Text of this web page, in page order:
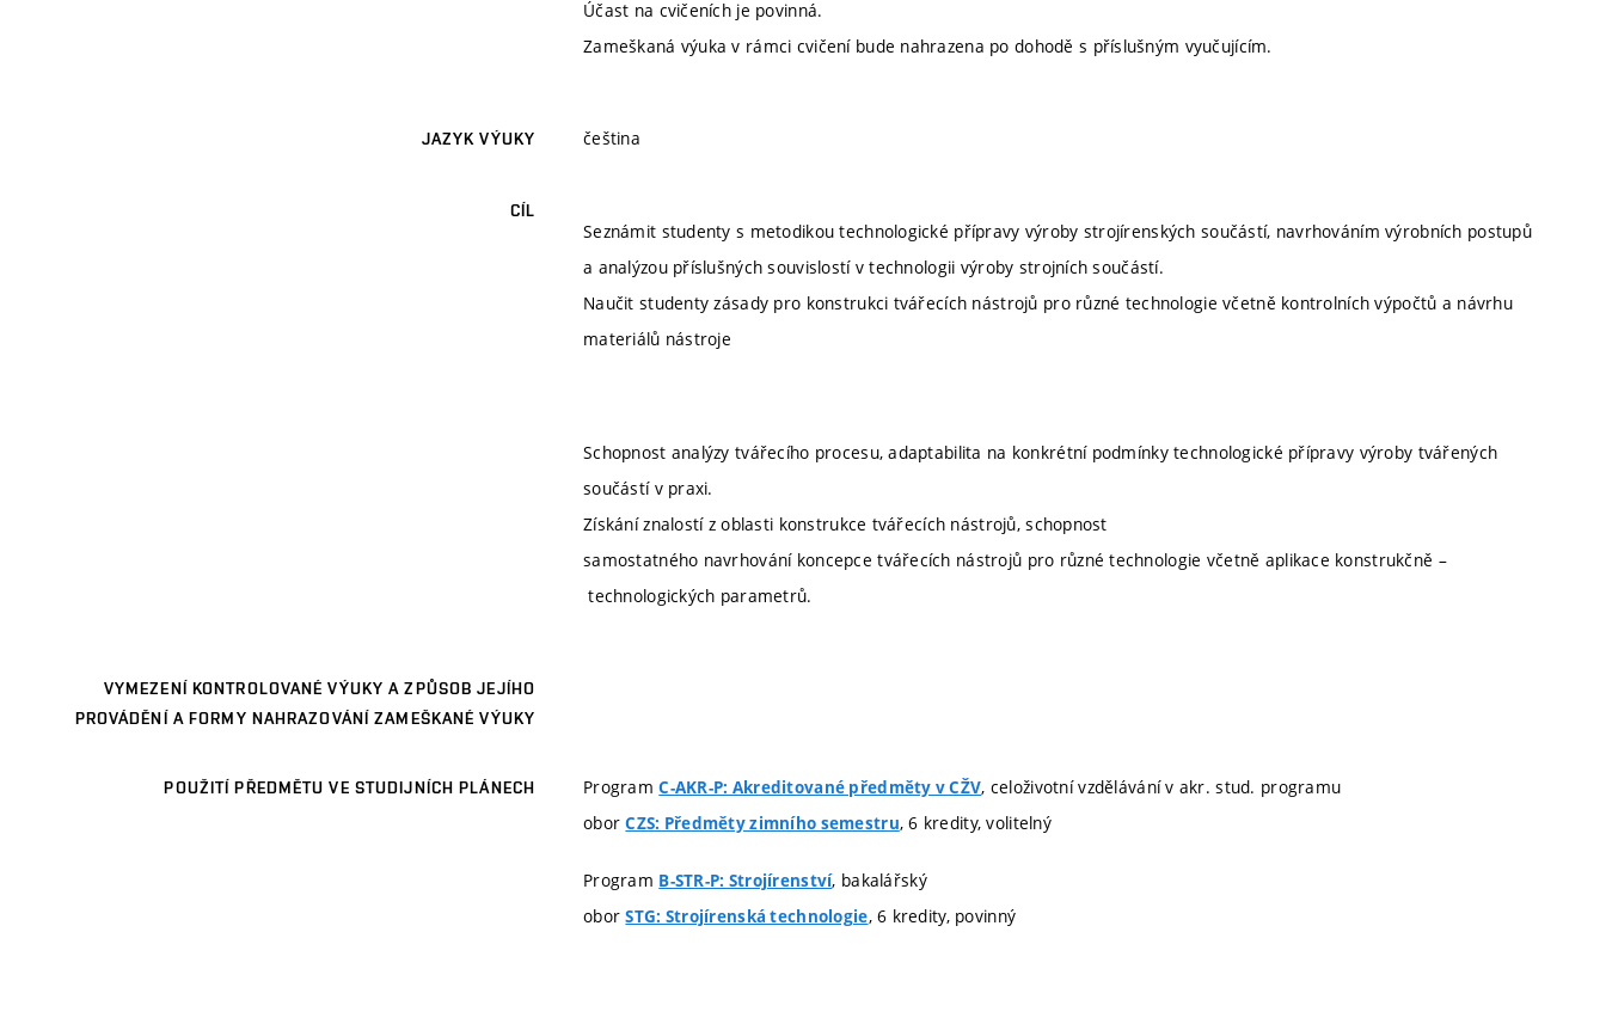
Účast na cvičeních je povinná.
Zameškaná výuka v rámci cvičení bude nahrazena po dohodě s příslušným vyučujícím.
JAZYK VÝUKY čeština
CÍL
Seznámit studenty s metodikou technologické přípravy výroby strojírenských součástí, navrhováním výrobních postupů
a analýzou příslušných souvislostí v technologii výroby strojních součástí.
Naučit studenty zásady pro konstrukci tvářecích nástrojů pro různé technologie včetně kontrolních výpočtů a návrhu
materiálů nástroje
Schopnost analýzy tvářecího procesu, adaptabilita na konkrétní podmínky technologické přípravy výroby tvářených
součástí v praxi.
Získání znalostí z oblasti konstrukce tvářecích nástrojů, schopnost
samostatného navrhování koncepce tvářecích nástrojů pro různé technologie včetně aplikace konstrukčně –
technologických parametrů.
VYMEZENÍ KONTROLOVANÉ VÝUKY A ZPŮSOB JEJÍHO
PROVÁDĚNÍ A FORMY NAHRAZOVÁNÍ ZAMEŠKANÉ VÝUKY
POUŽITÍ PŘEDMĚTU VE STUDIJNÍCH PLÁNECH ProgramC-AKR-P: Akreditované předměty v CŽV, celoživotní vzdělávání v akr. stud. programu
oborCZS: Předměty zimního semestru, 6 kredity, volitelný
Program B-STR-P: Strojírenství, bakalářský
oborSTG: Strojírenská technologie, 6 kredity, povinný